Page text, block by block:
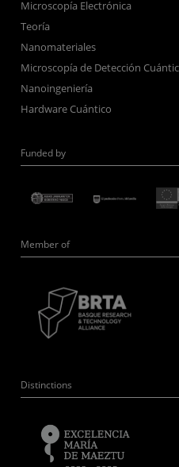
Microscopía Electrónica
Teoría
Nanomateriales
Microscopía de Detección
Nanoingeniería
Hardware Cuántico
Funded by
Member of
Distinctions